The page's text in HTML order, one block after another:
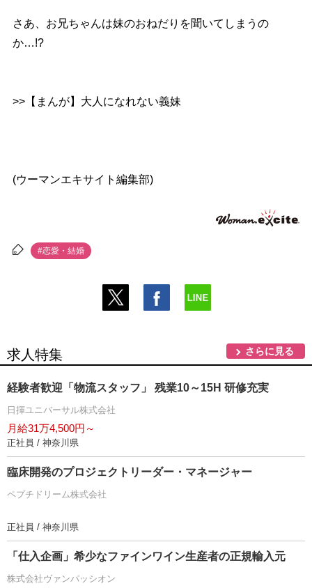
さあ、お兄ちゃんは妹のおねだりを聞いてしまうの
か…!?
>>【まんが】大人になれない義妹
(ウーマンエキサイト編集部)
#恋愛・結婚
求人特集 さらに見る
経験者歓迎「物流スタッフ」 残業10～15H 研修充実
日揮ユニバーサル株式会社
月給31万4,500円～
正社員 / 神奈川県
臨床開発のプロジェクトリーダー・マネージャー
ペプチドリーム株式会社
正社員 / 神奈川県
「仕入企画」希少なファインワイン生産者の正規輸入元
株式会社ヴァンパッシオン